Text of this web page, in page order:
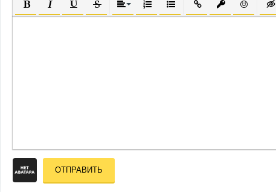
ПОЛУЖИРНЫЙ
КУРСИВПОДЧЕРКНУТЫЙ
ЗАЧЕРКНУТЫЙВЫРАВНИВАНИЕ
НУМЕРОВАННЫЙ СПИСОК
МАРКИРОВАННЫЙ
ВСТАВИТЬ ССЫЛКУ
ВСТАВИТЬ
ОТПРАВИТЬ